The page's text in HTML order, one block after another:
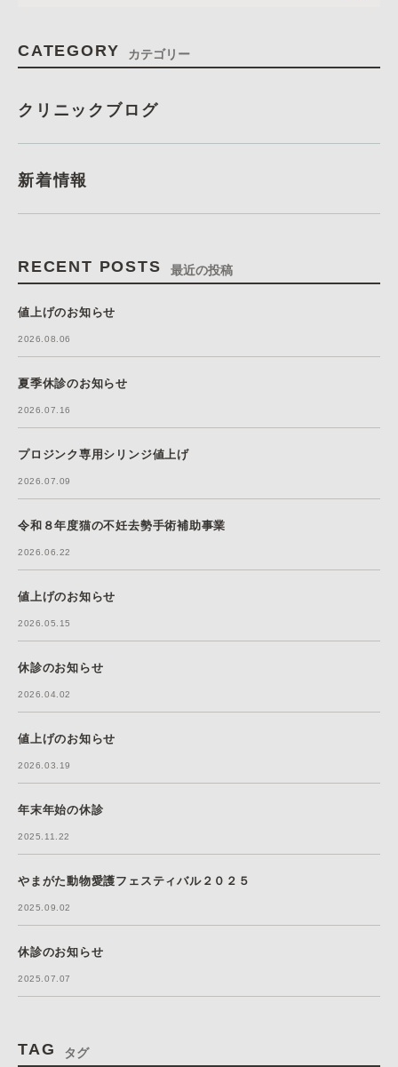
CATEGORY カテゴリー
クリニックブログ
新着情報
RECENT POSTS 最近の投稿
値上げのお知らせ
2026.08.06
夏季休診のお知らせ
2026.07.16
プロジンク専用シリンジ値上げ
2026.07.09
令和８年度猫の不妊去勢手術補助事業
2026.06.22
値上げのお知らせ
2026.05.15
休診のお知らせ
2026.04.02
値上げのお知らせ
2026.03.19
年末年始の休診
2025.11.22
やまがた動物愛護フェスティバル２０２５
2025.09.02
休診のお知らせ
2025.07.07
TAG タグ